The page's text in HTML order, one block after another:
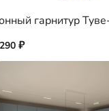
гарнитур